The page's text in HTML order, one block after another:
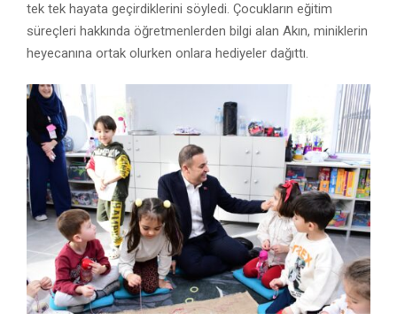
tek tek hayata geçirdiklerini söyledi. Çocukların eğitim
süreçleri hakkında öğretmenlerden bilgi alan Akın, miniklerin
heyecanına ortak olurken onlara hediyeler dağıttı.